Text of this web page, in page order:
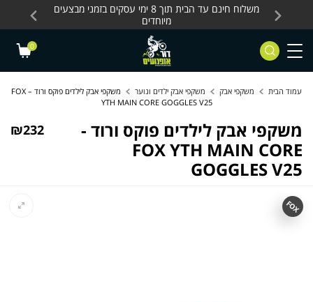
Skip to Content
Contact Us
כלים חשמליים
משלוח חינם עד הבית תוך 8 ימי עסקים בזמני מבצעים
מיוחדים
0
עמוד הבית משקפי אבק משקפי אבק ילדים ונוער
משקפי אבק לילדים פוקס ורוד – FOX
YTH MAIN CORE GOGGLES V25
משקפי אבק לילדים פוקס ורוד -
FOX YTH MAIN CORE
GOGGLES V25
₪232
FOX